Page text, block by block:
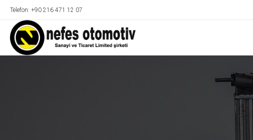
Telefon: +90 216 471 12 07